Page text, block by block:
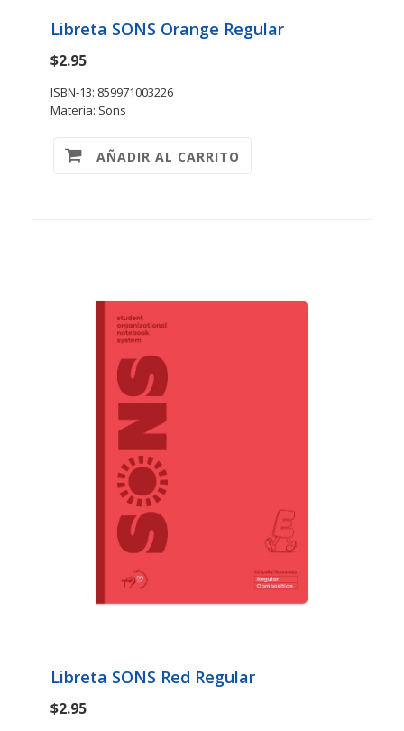
Libreta SONS Orange Regular
$2.95
ISBN-13: 859971003226
Materia: Sons
AÑADIR AL CARRITO
Libreta SONS Red Regular
$2.95